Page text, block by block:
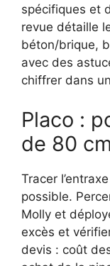
spécifiques et
revue détaille
béton/brique,
avec des
chiffrer dans
Placo :
de 80 cm
Tracer
possible.
Molly et
excès et
devis : coût